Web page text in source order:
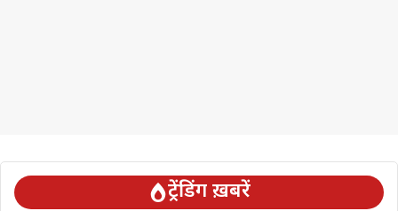
ट्रेंडिंग ख़बरें